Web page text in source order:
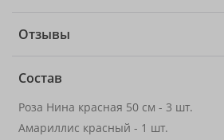
Отзывы
Состав
Роза Нина красная 50 см - 3 шт.
Амариллис красный - 1 шт.